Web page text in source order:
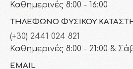
Καθημερινές 8:00 - 16:00
ΤΗΛΈΦΩΝΟ ΦΥΣΙΚΟΎ
(+30) 2441 024 821
Καθημερινές 8:00 - 21:00 &
EMAIL